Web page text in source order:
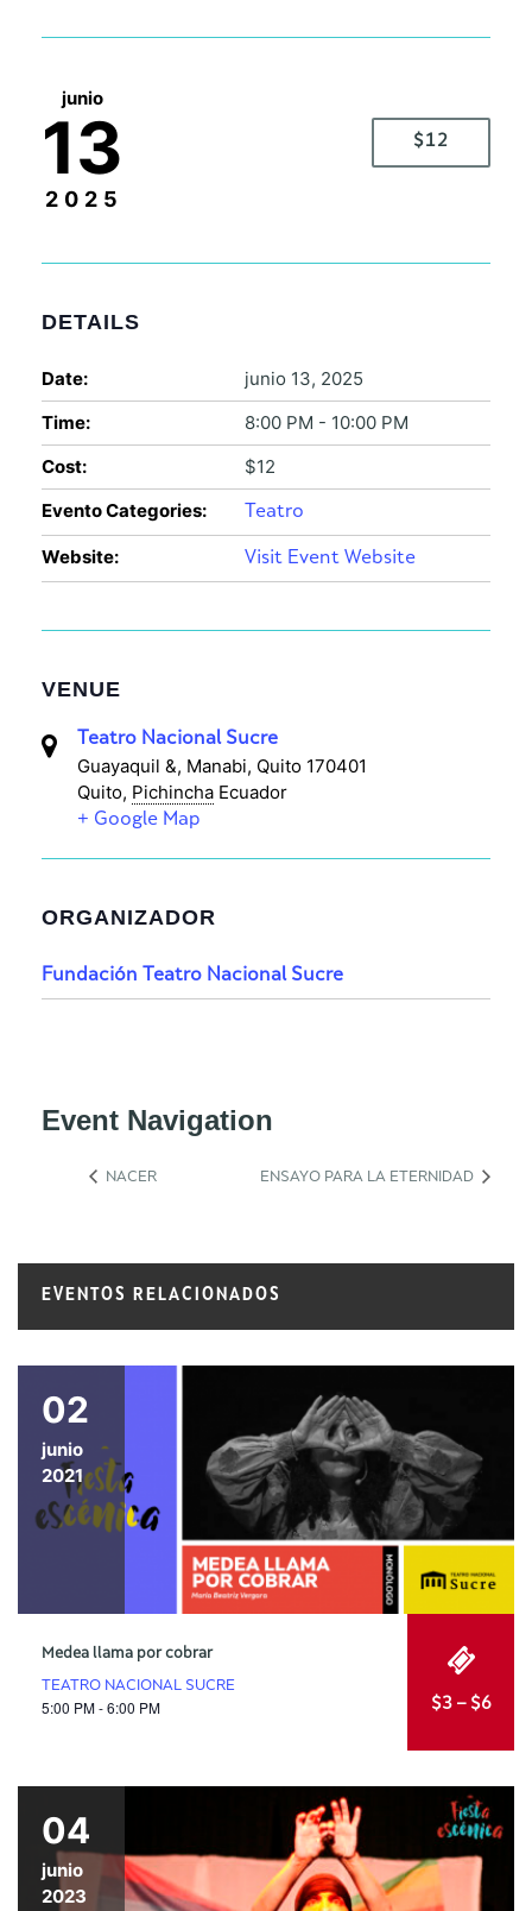
junio
13
2025
$12
DETAILS
Date:
junio 13, 2025
Time:
8:00 PM - 10:00 PM
Cost:
$12
Evento Categories:
Teatro
Website: Visit Event Website
VENUE
Teatro Nacional Sucre
Guayaquil &, Manabi, Quito 170401
Quito, Pichincha Ecuador
+ Google Map
ORGANIZADOR
Fundación Teatro Nacional Sucre
Event Navigation
NACER ENSAYO PARA LA ETERNIDAD
EVENTOS RELACIONADOS
02
junio
2021
Medea llama por cobrar
TEATRO NACIONAL SUCRE
5:00 PM - 6:00 PM $3 – $6
04
junio
2023